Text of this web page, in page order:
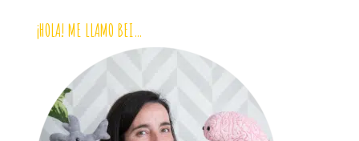
¡HOLA! ME LLAMO BEI…